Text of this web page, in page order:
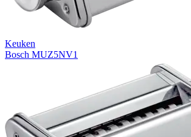
Keuken
Bosch MUZ5NV1